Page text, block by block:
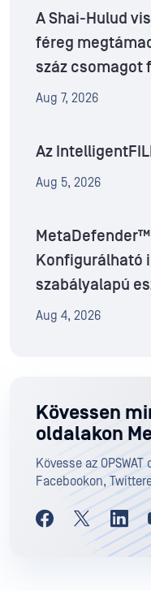
A Shai-Hulud
féreg
száz csomagot
Aug 7, 2026
Az
Aug 5, 2026
Konfigurálható
szabályalapú
Aug 4, 2026
Kövessen
oldalakon
Kövesse az
Facebookon,